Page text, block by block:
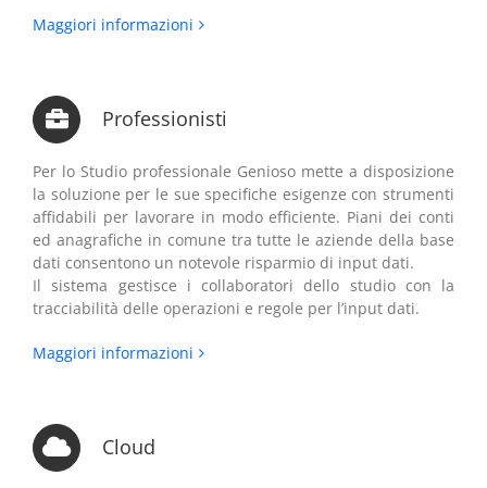
Maggiori informazioni
Professionisti
Per lo Studio professionale Genioso mette a disposizione
la soluzione per le sue specifiche esigenze con strumenti
affidabili per lavorare in modo efficiente. Piani dei conti
ed anagrafiche in comune tra tutte le aziende della base
dati consentono un notevole risparmio di input dati.
Il sistema gestisce i collaboratori dello studio con la
tracciabilità delle operazioni e regole per l’input dati.
Maggiori informazioni
Cloud